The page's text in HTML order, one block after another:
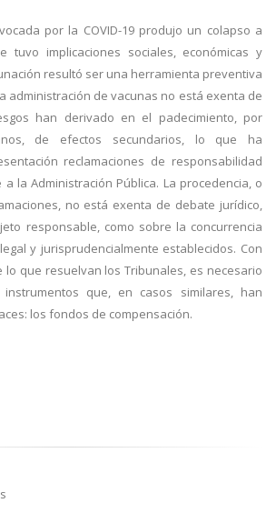
por la COVID-19 produjo un colapso a
tuvo implicaciones sociales, económicas y
resultó ser una herramienta preventiva
administración de vacunas no está exenta de
han derivado en el padecimiento, por
de efectos secundarios, lo que ha
reclamaciones de responsabilidad
la Administración Pública. La procedencia, o
no está exenta de debate jurídico,
responsable, como sobre la concurrencia
y jurisprudencialmente establecidos. Con
lo que resuelvan los Tribunales, es necesario
que, en casos similares, han
los fondos de compensación.